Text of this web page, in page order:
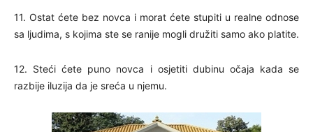
11. Ostat ćete bez novca i morat ćete stupiti u realne odnose
sa ljudima, s kojima ste se ranije mogli družiti samo ako platite.
12. Steći ćete puno novca i osjetiti dubinu očaja kada se
razbije iluzija da je sreća u njemu.